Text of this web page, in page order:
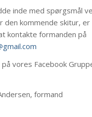
inde med spørgsmål
den kommende skitur, er
kontakte formanden på
vores Facebook
formand